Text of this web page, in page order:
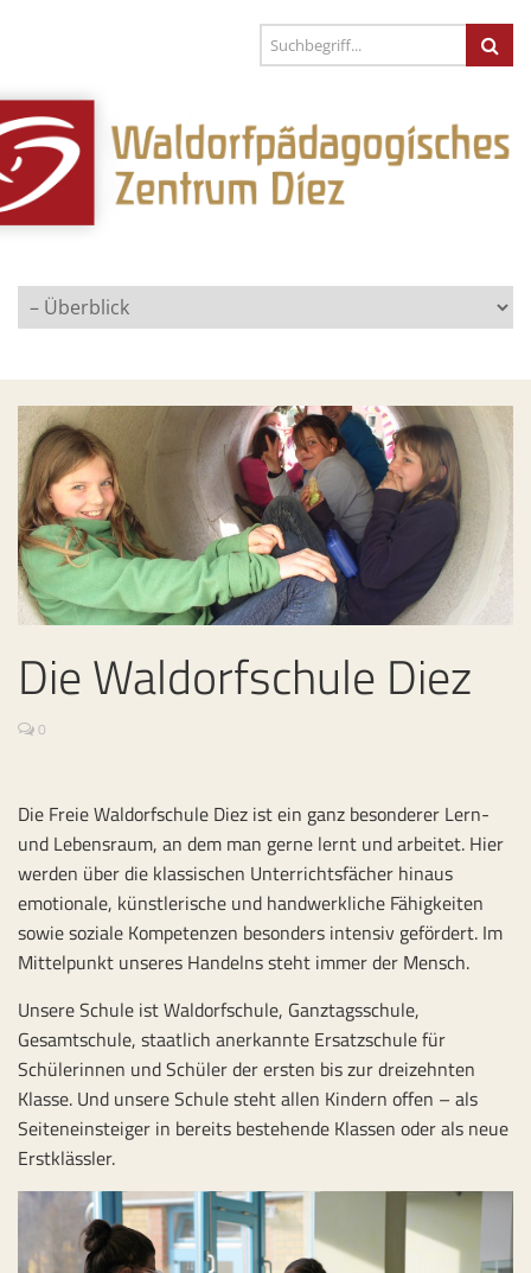
Die Waldorfschule Diez
0
Die Freie Waldorfschule Diez ist ein ganz besonderer Lern-
und Lebensraum, an dem man gerne lernt und arbeitet. Hier
werden über die klassischen Unterrichtsfächer hinaus
emotionale, künstlerische und handwerkliche Fähigkeiten
sowie soziale Kompetenzen besonders intensiv gefördert. Im
Mittelpunkt unseres Handelns steht immer der Mensch.
Unsere Schule ist Waldorfschule, Ganztagsschule,
Gesamtschule, staatlich anerkannte Ersatzschule für
Schülerinnen und Schüler der ersten bis zur dreizehnten
Klasse. Und unsere Schule steht allen Kindern offen – als
Seiteneinsteiger in bereits bestehende Klassen oder als neue
Erstklässler.